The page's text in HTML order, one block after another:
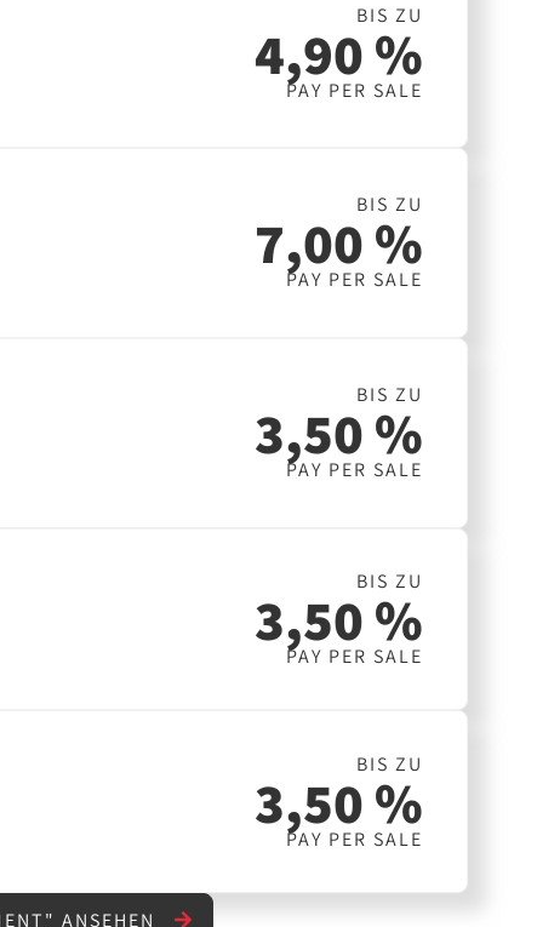
BIS ZU
4,90 %
PAY PER SALE
BIS ZU
7,00 %
PAY PER SALE
BIS ZU
3,50 %
PAY PER SALE
BIS ZU
3,50 %
PAY PER SALE
BIS ZU
3,50 %
PAY PER SALE
ANSEHEN